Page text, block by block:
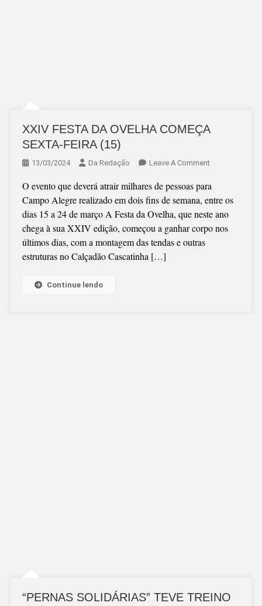
XXIV FESTA DA OVELHA COMEÇA
SEXTA-FEIRA (15)
13/03/2024 Da Redação Leave A CommentOn
FESTA
DA
OVELHA
COMEÇA
O evento que deverá atrair milhares de pessoas para
Campo Alegre realizado em dois fins de semana, entre os
dias 15 a 24 de março A Festa da Ovelha, que neste ano
chega à sua XXIV edição, começou a ganhar corpo nos
últimos dias, com a montagem das tendas e outras
estruturas no Calçadão Cascatinha […]
Continue lendo
“PERNAS SOLIDÁRIAS” TEVE TREINO